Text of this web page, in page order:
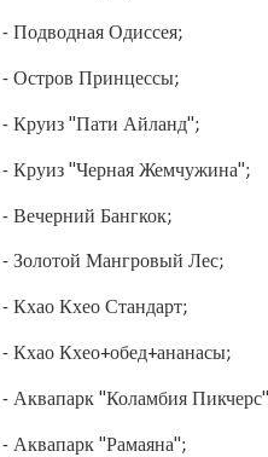
- Подводная Одиссея;
- Остров Принцессы;
- Круиз "Пати Айланд";
- Круиз "Черная Жемчужина";
- Вечерний Бангкок;
- Золотой Мангровый Лес;
- Кхао Кхео Стандарт;
- Кхао Кхео+обед+ананасы;
- Аквапарк "Коламбия
- Аквапарк "Рамаяна";